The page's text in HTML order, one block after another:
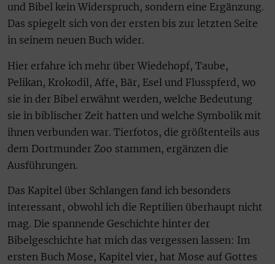
und Bibel kein Widerspruch, sondern eine Ergänzung.
Das spiegelt sich von der ersten bis zur letzten Seite
in seinem neuen Buch wider.
Hier erfahre ich mehr über Wiedehopf, Taube,
Pelikan, Krokodil, Affe, Bär, Esel und Flusspferd, wo
sie in der Bibel erwähnt werden, welche Bedeutung
sie in biblischer Zeit hatten und welche Symbolik mit
ihnen verbunden war. Tierfotos, die größtenteils aus
dem Dortmunder Zoo stammen, ergänzen die
Ausführungen.
Das Kapitel über Schlangen fand ich besonders
interessant, obwohl ich die Reptilien überhaupt nicht
mag. Die spannende Geschichte hinter der
Bibelgeschichte hat mich das vergessen lassen: Im
ersten Buch Mose, Kapitel vier, hat Mose auf Gottes